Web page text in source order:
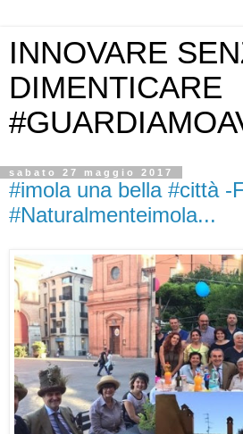
INNOVARE
DIMENTICARE
sabato 27 maggio 2017
#imola una bella #città -
#Naturalmenteimola...